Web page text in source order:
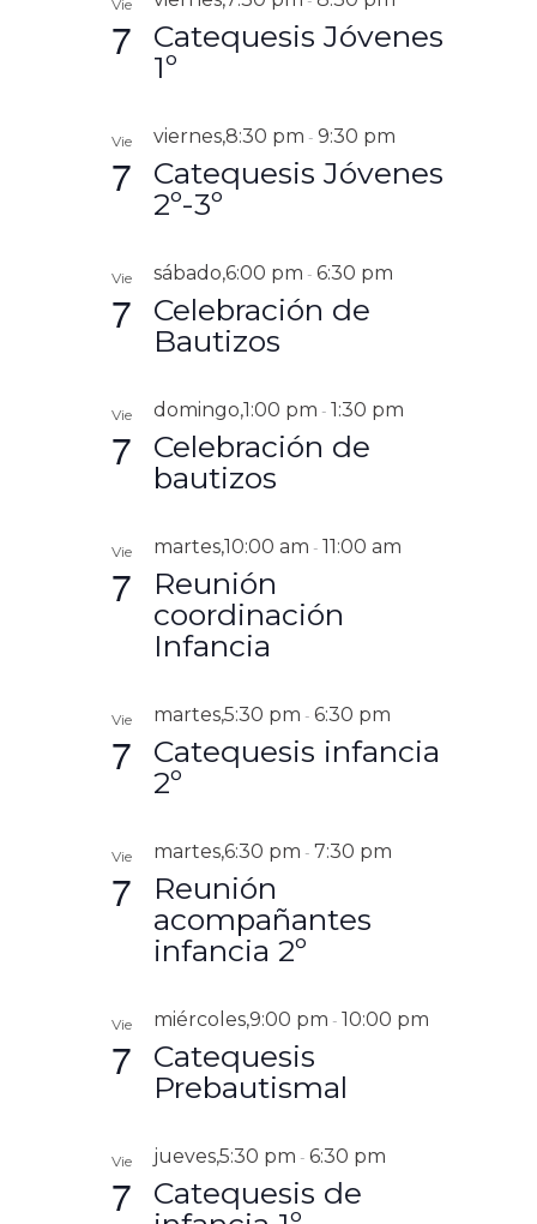
G
A
Ó
N
B
Ú
U
E
V
S
D
E
T
A
R
I
S
Vie
7
Catequesis Jóvenes
1º
Vie
7
Catequesis Jóvenes
2º-3º
viernes,8:30 pm - 9:30 pm
Vie
7
Celebración de
Bautizos
sábado,6:00 pm - 6:30 pm
Vie
7
Celebración de
bautizos
domingo,1:00 pm - 1:30 pm
Vie
7
Reunión
coordinación
Infancia
martes,10:00 am - 11:00 am
Vie
7
Catequesis infancia
2º
martes,5:30 pm - 6:30 pm
Vie
7
Reunión
acompañantes
infancia 2º
martes,6:30 pm - 7:30 pm
Vie
7
Catequesis
Prebautismal
miércoles,9:00 pm - 10:00 pm
Vie
7
Catequesis de
jueves,5:30 pm - 6:30 pm